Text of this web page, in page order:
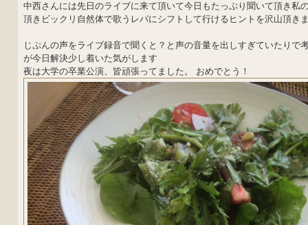
中西さんには先日のライブに来て頂いて今日もたっぷり聞いて頂き私
頂きビックリ自然体で歌うレパにシフトして行けるヒントを沢山頂き
じぷんの声をライブ録音で聞くと？と声の音量を出しすぎていたりで
が今日解決少し着いた気がします
夜は大学の卒業公演、皆頑張ってました。 おめでとう！